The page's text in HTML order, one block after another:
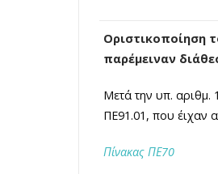
Οριστικοποίηση
παρέμειναν
Μετά την υπ. αριθμ.
ΠΕ91.01, που έιχαν
Πίνακας ΠΕ70